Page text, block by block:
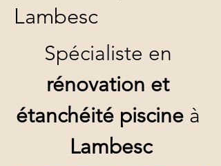
Lambesc
Spécialiste en
rénovation et
étanchéité piscine à
Lambesc